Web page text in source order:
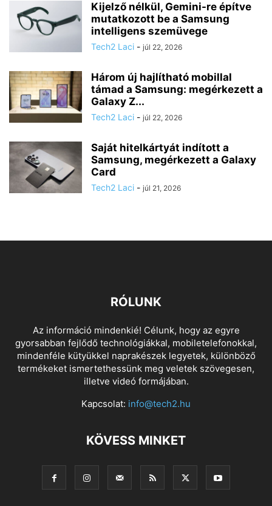
Kijelző nélkül, Gemini-re építve
mutatkozott be a Samsung
intelligens szemüvege
Tech2 Laci - júl 22, 2026
Három új hajlítható mobillal
támad a Samsung: megérkezett a
Galaxy Z...
Tech2 Laci - júl 22, 2026
Saját hitelkártyát indított a
Samsung, megérkezett a Galaxy
Card
Tech2 Laci - júl 21, 2026
RÓLUNK
Az információ mindenkié! Célunk, hogy az egyre
gyorsabban fejlődő technológiákkal, mobiletelefonokkal,
mindenféle kütyükkel naprakészek legyetek, különböző
termékeket ismertethessünk meg veletek szövegesen,
illetve videó formájában.
Kapcsolat: info@tech2.hu
KÖVESS MINKET